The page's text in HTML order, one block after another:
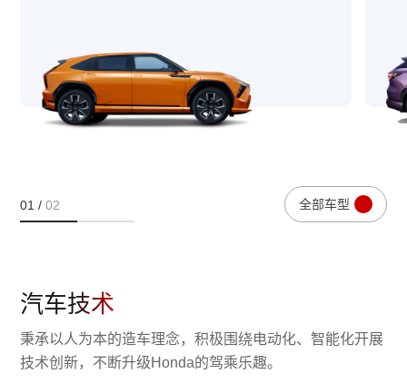
01 /02 全部车型
汽车技术
秉承以人为本的造车理念，积极围绕电动化、智能化开展
技术创新，不断升级Honda的驾乘乐趣。